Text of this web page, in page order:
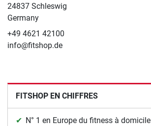
24837 Schleswig
Germany
+49 4621 42100
info@fitshop.de
FITSHOP EN CHIFFRES
N° 1 en Europe du fitness à domicile